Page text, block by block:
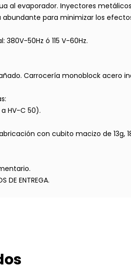
al evaporador. Inyectores
para minimizar los
50Hz ó 115 V-60Hz.
Carrocería monoblock acero
HV-C 50).
con cubito macizo de 13g,
DE ENTREGA.